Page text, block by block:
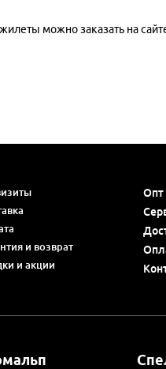
можно заказать на
и возврат
и акции
Опт